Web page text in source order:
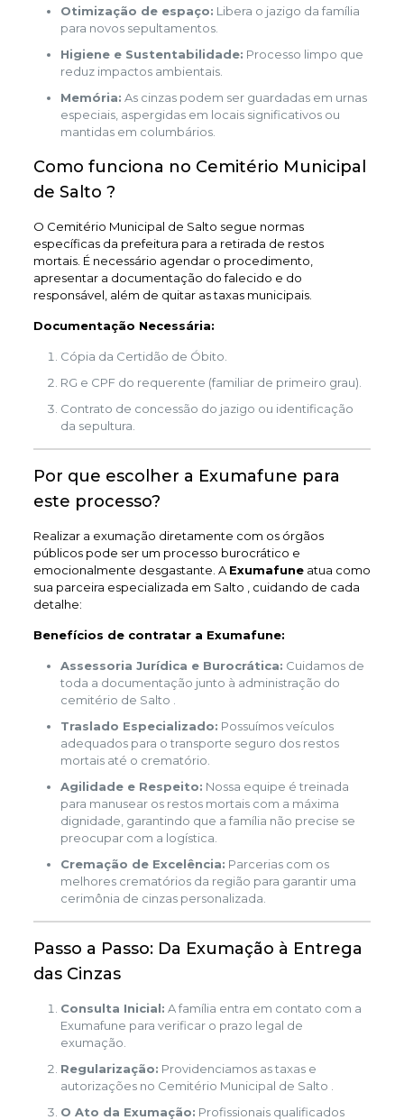
Otimização de espaço: Libera o jazigo da família
para novos sepultamentos.
Higiene e Sustentabilidade: Processo limpo que
reduz impactos ambientais.
Memória: As cinzas podem ser guardadas em urnas
especiais, aspergidas em locais significativos ou
mantidas em columbários.
Como funciona no Cemitério Municipal
de Salto ?
O Cemitério Municipal de Salto segue normas
específicas da prefeitura para a retirada de restos
mortais. É necessário agendar o procedimento,
apresentar a documentação do falecido e do
responsável, além de quitar as taxas municipais.
Documentação Necessária:
Cópia da Certidão de Óbito.
RG e CPF do requerente (familiar de primeiro grau).
Contrato de concessão do jazigo ou identificação
da sepultura.
Por que escolher a Exumafune para
este processo?
Realizar a exumação diretamente com os órgãos
públicos pode ser um processo burocrático e
emocionalmente desgastante. A Exumafuneatua como
sua parceira especializada em Salto , cuidando de cada
detalhe:
Benefícios de contratar a Exumafune:
Assessoria Jurídica e Burocrática: Cuidamos de
toda a documentação junto à administração do
cemitério de Salto .
Traslado Especializado: Possuímos veículos
adequados para o transporte seguro dos restos
mortais até o crematório.
Agilidade e Respeito: Nossa equipe é treinada
para manusear os restos mortais com a máxima
dignidade, garantindo que a família não precise se
preocupar com a logística.
Cremação de Excelência: Parcerias com os
melhores crematórios da região para garantir uma
cerimônia de cinzas personalizada.
Passo a Passo: Da Exumação à Entrega
das Cinzas
Consulta Inicial: A família entra em contato com a
Exumafune para verificar o prazo legal de
exumação.
Regularização: Providenciamos as taxas e
autorizações no Cemitério Municipal de Salto .
O Ato da Exumação: Profissionais qualificados